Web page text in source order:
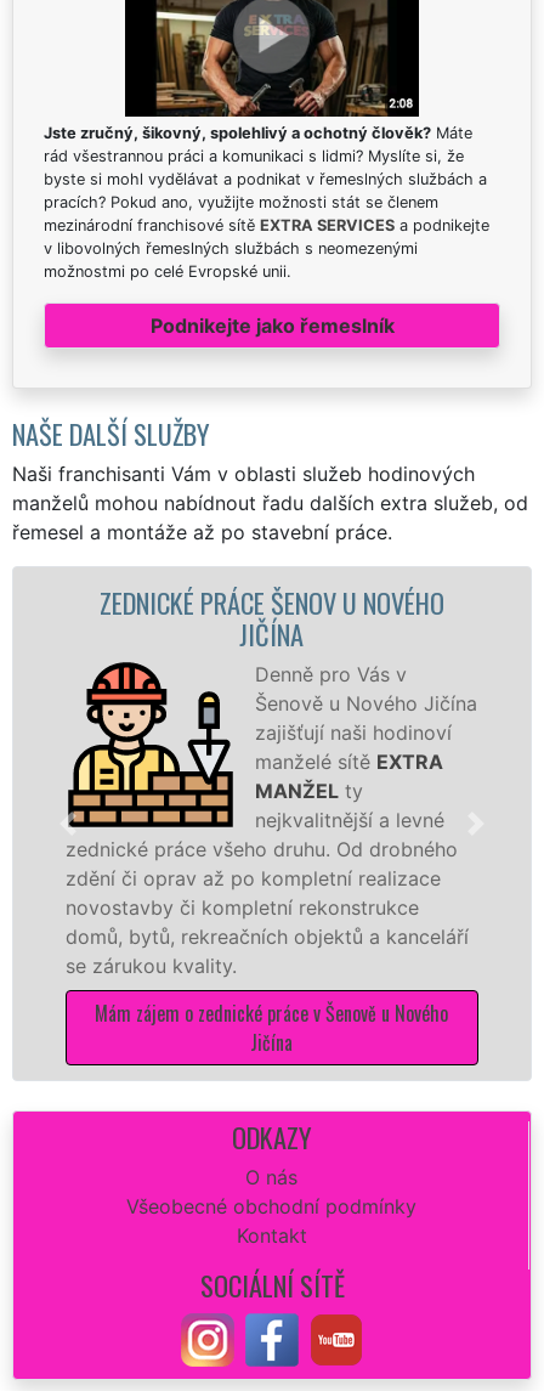
Jste zručný, šikovný, spolehlivý a ochotný člověk? Máte
rád všestrannou práci a komunikaci s lidmi? Myslíte si, že
byste si mohl vydělávat a podnikat v řemeslných službách a
pracích? Pokud ano, využijte možnosti stát se členem
mezinárodní franchisové sítě EXTRA SERVICES a podnikejte
v libovolných řemeslných službách s neomezenými
možnostmi po celé Evropské unii.
Podnikejte jako řemeslník
NAŠE DALŠÍ SLUŽBY
Naši franchisanti Vám v oblasti služeb hodinových
manželů mohou nabídnout řadu dalších extra služeb, od
řemesel a montáže až po stavební práce.
ZEDNICKÉ PRÁCE ŠENOV U NOVÉHO
Denně pro Vás v
Šenově u Nového Jičína
zajišťují naši hodinoví
manželé sítěEXTRA
MANŽEL ty
nejkvalitnější a levné
práce všeho druhu. Od drobného
či oprav až po kompletní realizace
či kompletní rekonstrukce
bytů, rekreačních objektů a kanceláří
zárukou kvality.
Mám zájem o zednické práce v Šenově u Nového
ODKAZY
O nás
Všeobecné obchodní podmínky
Kontakt
SOCIÁLNÍ SÍTĚ